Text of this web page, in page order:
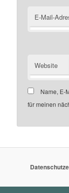
E-Mail-
Website
Name, E-
für meinen